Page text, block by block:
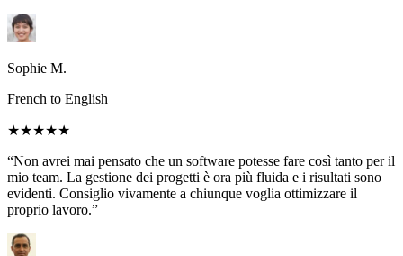
Sophie M.
French to English
★★★★★
“Non avrei mai pensato che un software potesse fare così tanto per il
mio team. La gestione dei progetti è ora più fluida e i risultati sono
evidenti. Consiglio vivamente a chiunque voglia ottimizzare il
proprio lavoro.”